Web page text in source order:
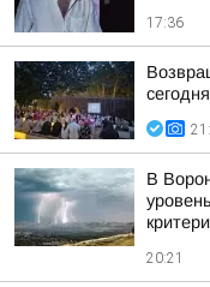
17:36
В
20:21